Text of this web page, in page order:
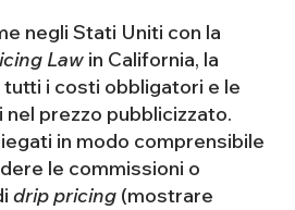
negli Stati Uniti con la
Law in California, la
i costi obbligatori e le
prezzo pubblicizzato.
in modo comprensibile
le commissioni o
drip pricing (mostrare